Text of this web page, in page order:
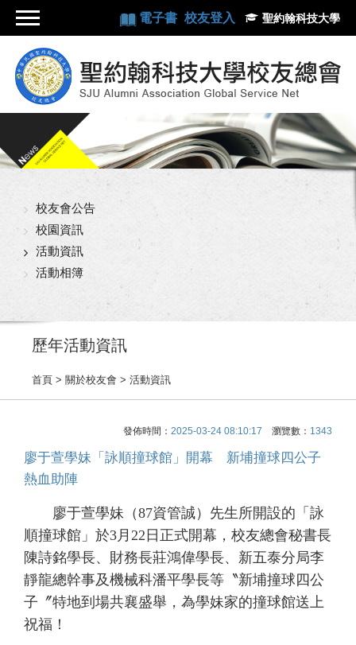
電子書 校友登入 聖約翰科技大學
校友會公告
校園資訊
活動資訊
活動相簿
歷年活動資訊
首頁 > 關於校友會 > 活動資訊
發佈時間： 2025-03-24 08:10:17 瀏覽數： 1343
廖于萱學妹「詠順撞球館」開幕 新埔撞球四公子
熱血助陣
廖于萱學妹（87資管誠）先生所開設的「詠
順撞球館」於3月22日正式開幕，校友總會秘書長
陳詩銘學長、財務長莊鴻偉學長、新五泰分局李
靜龍總幹事及機械科潘平學長等〝新埔撞球四公
子〞特地到場共襄盛舉，為學妹家的撞球館送上
祝福！